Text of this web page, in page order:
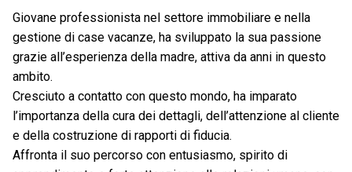
Giovane professionista nel settore immobiliare e nella
gestione di case vacanze, ha sviluppato la sua passione
grazie all’esperienza della madre, attiva da anni in questo
ambito.
Cresciuto a contatto con questo mondo, ha imparato
l’importanza della cura dei dettagli, dell’attenzione al cliente
e della costruzione di rapporti di fiducia.
Affronta il suo percorso con entusiasmo, spirito di